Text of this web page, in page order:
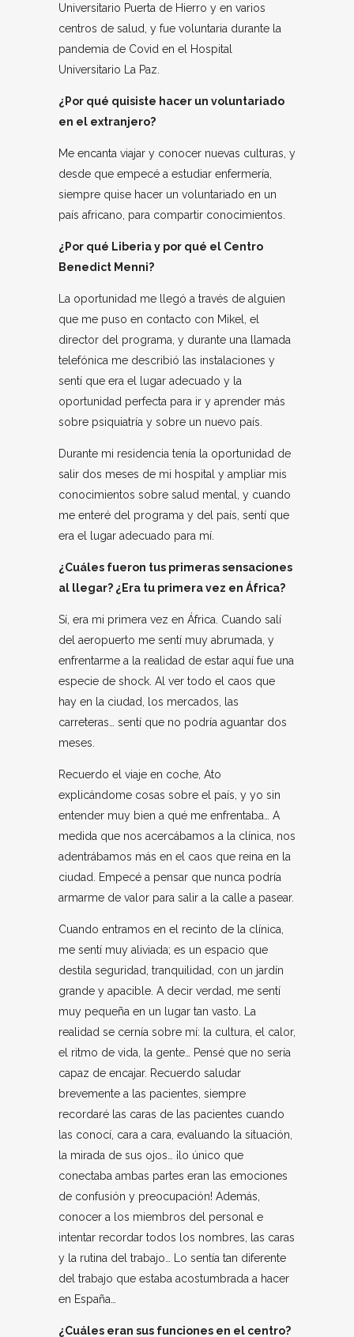
Universitario Puerta de Hierro y en varios
centros de salud, y fue voluntaria durante la
pandemia de Covid en el Hospital
Universitario La Paz.
¿Por qué quisiste hacer un voluntariado
en el extranjero?
Me encanta viajar y conocer nuevas culturas, y
desde que empecé a estudiar enfermería,
siempre quise hacer un voluntariado en un
país africano, para compartir conocimientos.
¿Por qué Liberia y por qué el Centro
Benedict Menni?
La oportunidad me llegó a través de alguien
que me puso en contacto con Mikel, el
director del programa, y durante una llamada
telefónica me describió las instalaciones y
sentí que era el lugar adecuado y la
oportunidad perfecta para ir y aprender más
sobre psiquiatría y sobre un nuevo país.
Durante mi residencia tenía la oportunidad de
salir dos meses de mi hospital y ampliar mis
conocimientos sobre salud mental, y cuando
me enteré del programa y del país, sentí que
era el lugar adecuado para mí.
¿Cuáles fueron tus primeras sensaciones
al llegar? ¿Era tu primera vez en África?
Sí, era mi primera vez en África. Cuando salí
del aeropuerto me sentí muy abrumada, y
enfrentarme a la realidad de estar aquí fue una
especie de shock. Al ver todo el caos que
hay en la ciudad, los mercados, las
carreteras… sentí que no podría aguantar dos
meses.
Recuerdo el viaje en coche, Ato
explicándome cosas sobre el país, y yo sin
entender muy bien a qué me enfrentaba… A
medida que nos acercábamos a la clínica, nos
adentrábamos más en el caos que reina en la
ciudad. Empecé a pensar que nunca podría
armarme de valor para salir a la calle a pasear.
Cuando entramos en el recinto de la clínica,
me sentí muy aliviada; es un espacio que
destila seguridad, tranquilidad, con un jardín
grande y apacible. A decir verdad, me sentí
muy pequeña en un lugar tan vasto. La
realidad se cernía sobre mí: la cultura, el calor,
el ritmo de vida, la gente… Pensé que no sería
capaz de encajar. Recuerdo saludar
brevemente a las pacientes, siempre
recordaré las caras de las pacientes cuando
las conocí, cara a cara, evaluando la situación,
la mirada de sus ojos… ¡lo único que
conectaba ambas partes eran las emociones
de confusión y preocupación! Además,
conocer a los miembros del personal e
intentar recordar todos los nombres, las caras
y la rutina del trabajo… Lo sentía tan diferente
del trabajo que estaba acostumbrada a hacer
en España…
¿Cuáles eran sus funciones en el centro?